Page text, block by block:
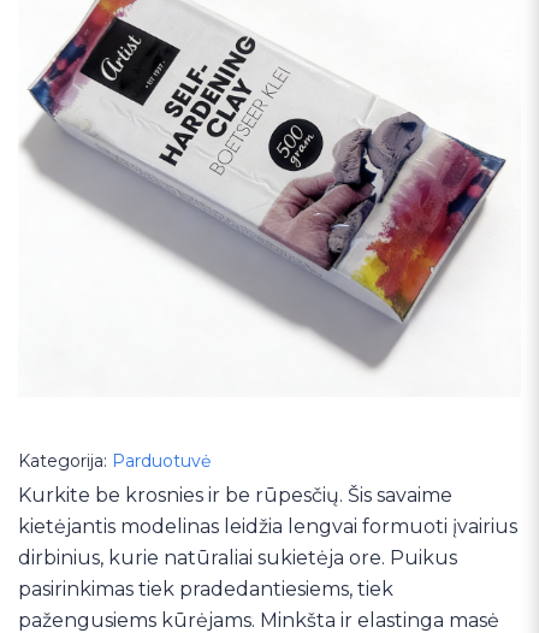
Kategorija: Parduotuvė
Kurkite be krosnies ir be rūpesčių. Šis savaime
kietėjantis modelinas leidžia lengvai formuoti įvairius
dirbinius, kurie natūraliai sukietėja ore. Puikus
pasirinkimas tiek pradedantiesiems, tiek
pažengusiems kūrėjams. Minkšta ir elastinga masė